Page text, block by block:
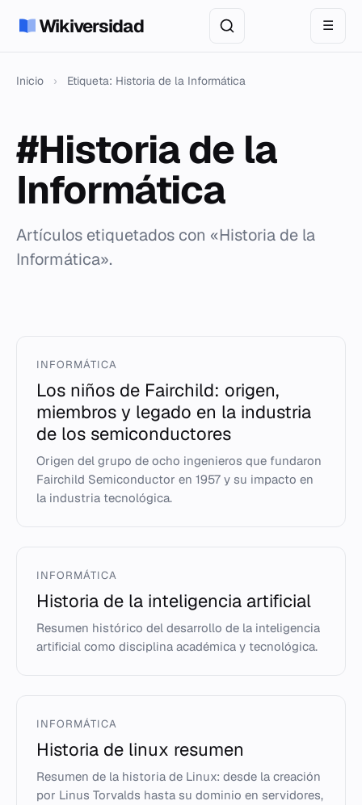
Wikiversidad ☰
Inicio › Etiqueta: Historia de la Informática
#Historia de la
Informática
Artículos etiquetados con «Historia de la
Informática».
INFORMÁTICA
Los niños de Fairchild: origen,
miembros y legado en la industria
de los semiconductores
Origen del grupo de ocho ingenieros que fundaron
Fairchild Semiconductor en 1957 y su impacto en
la industria tecnológica.
INFORMÁTICA
Historia de la inteligencia artificial
Resumen histórico del desarrollo de la inteligencia
artificial como disciplina académica y tecnológica.
INFORMÁTICA
Historia de linux resumen
Resumen de la historia de Linux: desde la creación
por Linus Torvalds hasta su dominio en servidores,